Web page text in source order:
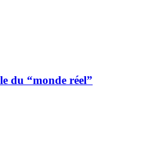
du “monde réel”